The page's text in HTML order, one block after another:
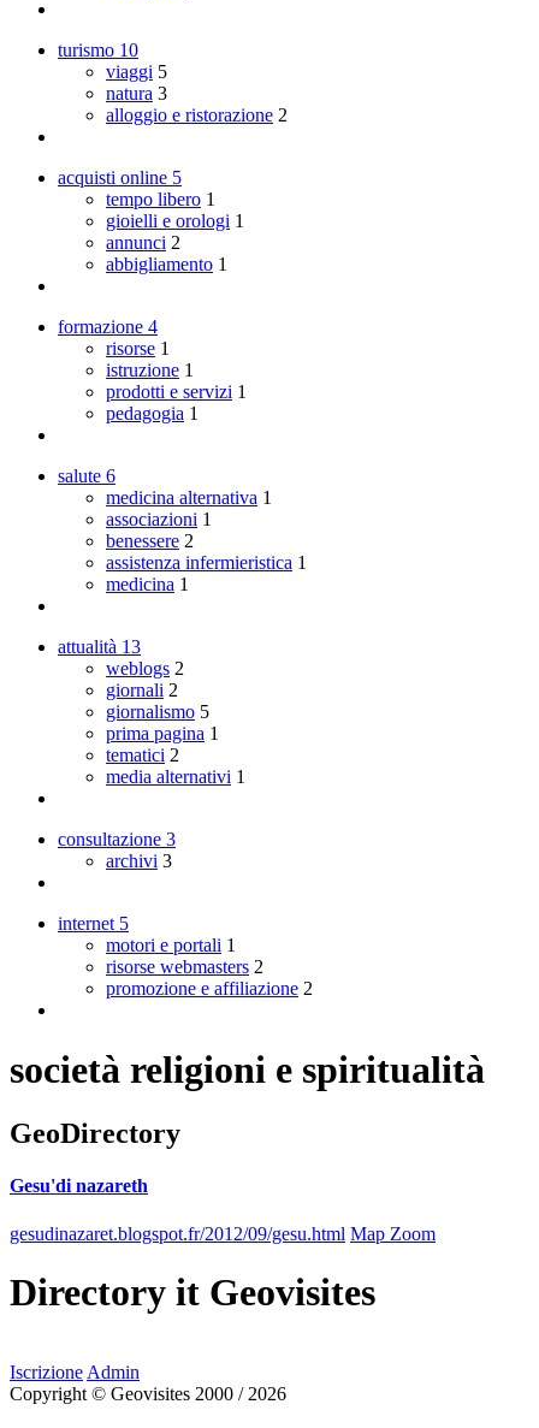
turismo 10
viaggi 5
natura 3
alloggio e ristorazione 2
acquisti online 5
tempo libero 1
gioielli e orologi 1
annunci 2
abbigliamento 1
formazione 4
risorse 1
istruzione 1
prodotti e servizi 1
pedagogia 1
salute 6
medicina alternativa 1
associazioni 1
benessere 2
assistenza infermieristica 1
medicina 1
attualità 13
weblogs 2
giornali 2
giornalismo 5
prima pagina 1
tematici 2
media alternativi 1
consultazione 3
archivi 3
internet 5
motori e portali 1
risorse webmasters 2
promozione e affiliazione 2
società religioni e spiritualità
GeoDirectory
Gesu'di nazareth
gesudinazaret.blogspot.fr/2012/09/gesu.html Map Zoom
Directory it Geovisites
IscrizioneAdmin
Copyright © Geovisites 2000 / 2026